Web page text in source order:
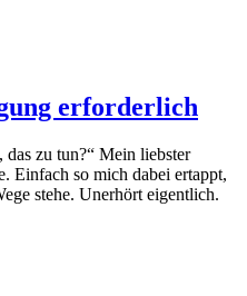
erforderlich
zu tun?“ Mein liebster
Einfach so mich dabei ertappt,
stehe. Unerhört eigentlich.